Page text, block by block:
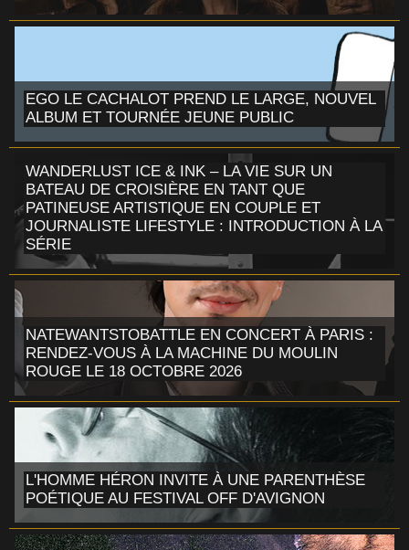
EGO LE CACHALOT PREND LE LARGE, NOUVEL
ALBUM ET TOURNÉE JEUNE PUBLIC
WANDERLUST ICE & INK – LA VIE SUR UN
BATEAU DE CROISIÈRE EN TANT QUE
PATINEUSE ARTISTIQUE EN COUPLE ET
JOURNALISTE LIFESTYLE : INTRODUCTION À LA
SÉRIE
NATEWANTSTOBATTLE EN CONCERT À PARIS :
RENDEZ-VOUS À LA MACHINE DU MOULIN
ROUGE LE 18 OCTOBRE 2026
L'HOMME HÉRON INVITE À UNE PARENTHÈSE
POÉTIQUE AU FESTIVAL OFF D'AVIGNON